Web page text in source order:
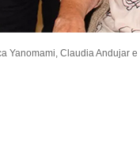
Yanomami, Claudia Andujar